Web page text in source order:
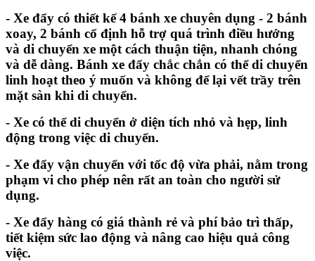
- Xe đẩy có thiết kế 4 bánh xe chuyên dụng - 2 bánh
xoay, 2 bánh cố định hỗ trợ quá trình điều hướng
và di chuyển xe một cách thuận tiện, nhanh chóng
và dễ dàng. Bánh xe đẩy chắc chắn có thể di chuyển
linh hoạt theo ý muốn và không để lại vết trầy trên
mặt sàn khi di chuyển.
- Xe có thể di chuyển ở diện tích nhỏ và hẹp, linh
động trong việc di chuyển.
- Xe đẩy vận chuyển với tốc độ vừa phải, nằm trong
phạm vi cho phép nên rất an toàn cho người sử
dụng.
- Xe đẩy hàng có giá thành rẻ và phí bảo trì thấp,
tiết kiệm sức lao động và nâng cao hiệu quả công
việc.